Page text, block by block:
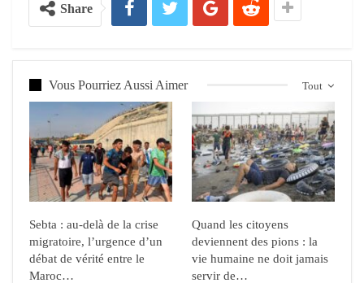
Share
Tout
Vous Pourriez Aussi Aimer
Sebta : au-delà de la crise
migratoire, l’urgence d’un
débat de vérité entre le
Maroc…
Quand les citoyens
deviennent des pions : la
vie humaine ne doit jamais
servir de…